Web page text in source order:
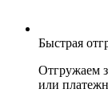
Быстрая
Отгружаем
или